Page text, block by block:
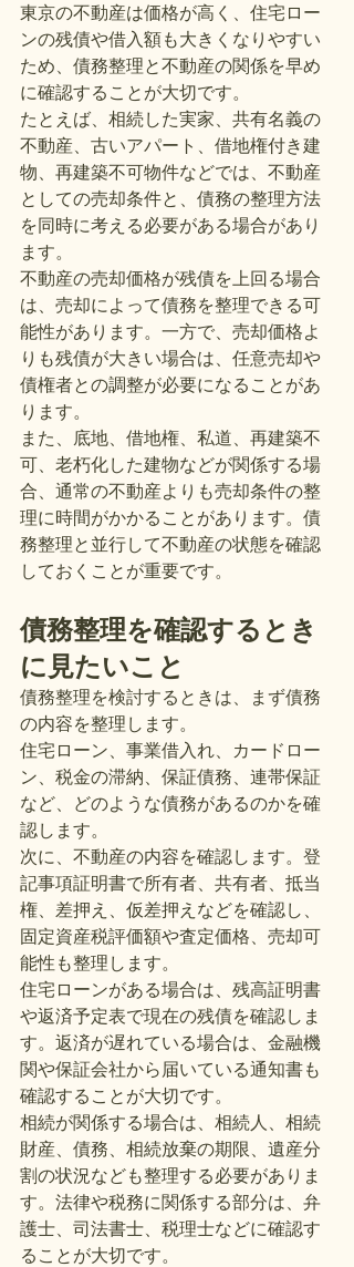
東京の不動産は価格が高く、住宅ロー
ンの残債や借入額も大きくなりやすい
ため、債務整理と不動産の関係を早め
に確認することが大切です。
たとえば、相続した実家、共有名義の
不動産、古いアパート、借地権付き建
物、再建築不可物件などでは、不動産
としての売却条件と、債務の整理方法
を同時に考える必要がある場合があり
ます。
不動産の売却価格が残債を上回る場合
は、売却によって債務を整理できる可
能性があります。一方で、売却価格よ
りも残債が大きい場合は、任意売却や
債権者との調整が必要になることがあ
ります。
また、底地、借地権、私道、再建築不
可、老朽化した建物などが関係する場
合、通常の不動産よりも売却条件の整
理に時間がかかることがあります。債
務整理と並行して不動産の状態を確認
しておくことが重要です。
債務整理を確認するとき
に見たいこと
債務整理を検討するときは、まず債務
の内容を整理します。
住宅ローン、事業借入れ、カードロー
ン、税金の滞納、保証債務、連帯保証
など、どのような債務があるのかを確
認します。
次に、不動産の内容を確認します。登
記事項証明書で所有者、共有者、抵当
権、差押え、仮差押えなどを確認し、
固定資産税評価額や査定価格、売却可
能性も整理します。
住宅ローンがある場合は、残高証明書
や返済予定表で現在の残債を確認しま
す。返済が遅れている場合は、金融機
関や保証会社から届いている通知書も
確認することが大切です。
相続が関係する場合は、相続人、相続
財産、債務、相続放棄の期限、遺産分
割の状況なども整理する必要がありま
す。法律や税務に関係する部分は、弁
護士、司法書士、税理士などに確認す
ることが大切です。